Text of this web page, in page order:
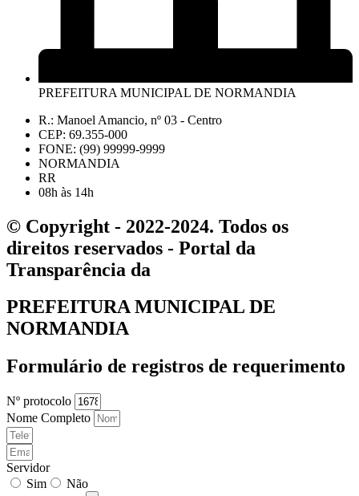
PREFEITURA MUNICIPAL DE NORMANDIA
R.: Manoel Amancio, nº 03 - Centro
CEP: 69.355-000
FONE: (99) 99999-9999
NORMANDIA
RR
08h às 14h
© Copyright - 2022-2024. Todos os
direitos reservados - Portal da
Transparência da
PREFEITURA MUNICIPAL DE
NORMANDIA
Formulário de registros de requerimento
Nº protocolo
Nome Completo
Servidor
Sim
Não